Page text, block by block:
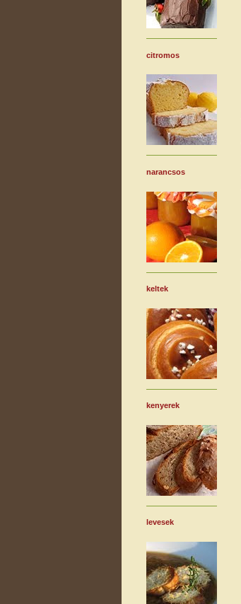
citromos
narancsos
keltek
kenyerek
levesek